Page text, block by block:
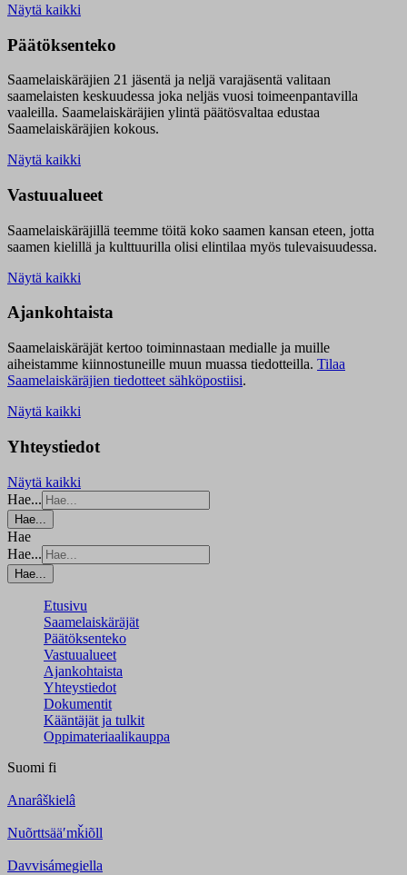
Näytä kaikki
Päätöksenteko
Saamelaiskäräjien 21 jäsentä ja neljä varajäsentä valitaan
saamelaisten keskuudessa joka neljäs vuosi toimeenpantavilla
vaaleilla. Saamelaiskäräjien ylintä päätösvaltaa edustaa
Saamelaiskäräjien kokous.
Näytä kaikki
Vastuualueet
Saamelaiskäräjillä teemme töitä koko saamen kansan eteen, jotta
saamen kielillä ja kulttuurilla olisi elintilaa myös tulevaisuudessa.
Näytä kaikki
Ajankohtaista
Saamelaiskäräjät kertoo toiminnastaan medialle ja muille
aiheistamme kiinnostuneille muun muassa tiedotteilla. Tilaa
Saamelaiskäräjien tiedotteet sähköpostiisi.
Näytä kaikki
Yhteystiedot
Näytä kaikki
Hae...
Hae...
Hae
Hae...
Hae...
Etusivu
Saamelaiskäräjät
Päätöksenteko
Vastuualueet
Ajankohtaista
Yhteystiedot
Dokumentit
Kääntäjät ja tulkit
Oppimateriaalikauppa
Suomi fi
Anarâškielâ
Nuõrttsääʹmǩiõll
Davvisámegiella